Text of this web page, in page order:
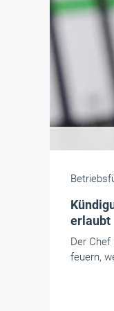
erlaubt
Der
feuern,